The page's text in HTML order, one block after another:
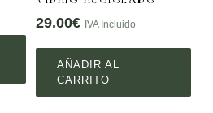
29.00€ IVA Incluido
AÑADIR AL
CARRITO